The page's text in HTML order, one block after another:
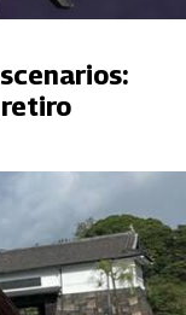
retiro